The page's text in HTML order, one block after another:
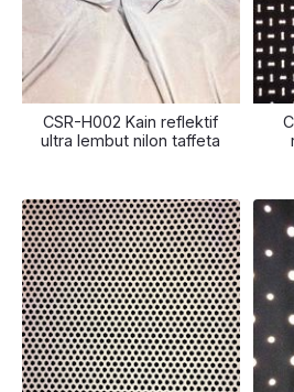
CSR-H002 Kain reflektif
ultra lembut nilon taffeta